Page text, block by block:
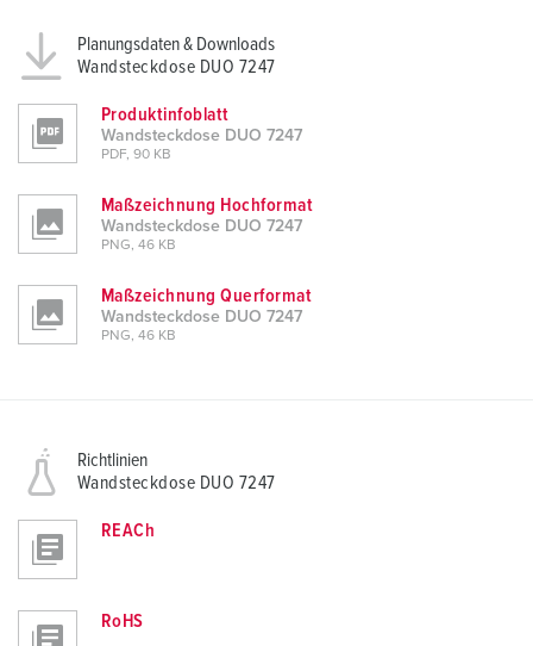
Planungsdaten & Downloads
Wandsteckdose DUO 7247
Produktinfoblatt
Wandsteckdose DUO 7247
PDF, 90 KB
Maßzeichnung Hochformat
Wandsteckdose DUO 7247
PNG, 46 KB
Maßzeichnung Querformat
Wandsteckdose DUO 7247
PNG, 46 KB
Richtlinien
Wandsteckdose DUO 7247
REACh
RoHS